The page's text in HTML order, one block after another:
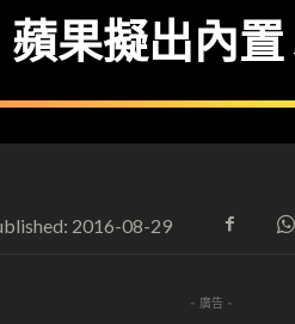
果擬出內
2016-08-29
- 廣告 -